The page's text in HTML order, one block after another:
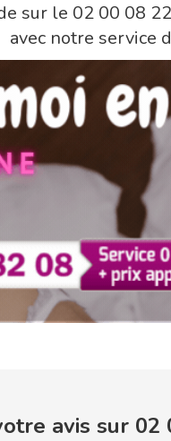
sur le 02 00 08
avec notre service
avis sur 02